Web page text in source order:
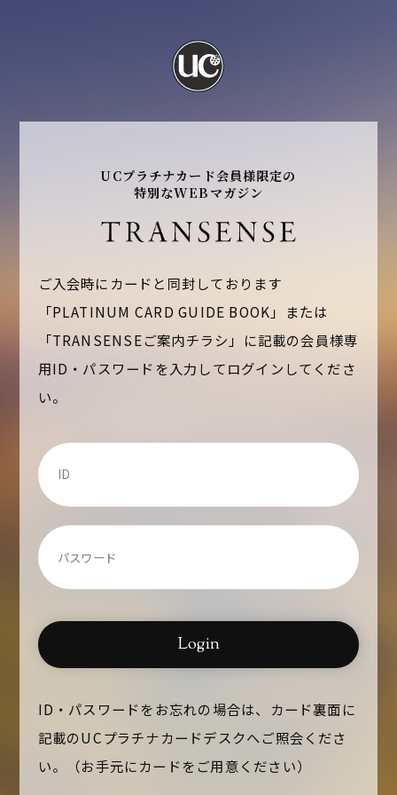
UCプラチナカード会員様限定の
特別なWEBマガジン
ご入会時にカードと同封しております
「PLATINUM CARD GUIDE BOOK」または
「TRANSENSEご案内チラシ」に記載の会員様専
用ID・パスワードを入力してログインしてくださ
い。
Login
ID・パスワードをお忘れの場合は、カード裏面に
記載のUCプラチナカードデスクへご照会くださ
い。
（お手元にカードをご用意ください）